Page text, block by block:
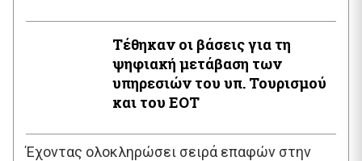
Τέθηκαν οι βάσεις για τη
ψηφιακή μετάβαση των
υπηρεσιών του υπ. Τουρισμού
και του ΕΟΤ
Έχοντας ολοκληρώσει σειρά επαφών στην